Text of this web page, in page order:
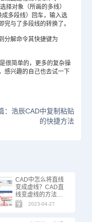
择对象（所画的多线）
成多段线）回车，输入选
完与了多段线的转换了。
分解命令其快捷键为
很简单的，更多的复杂操
感兴趣的自己也去试一下
：浩辰CAD中复制粘贴
的快捷方法
CAD中怎么将直线
变成虚线？CAD直
线变虚线的方法步
骤
2023-04-27